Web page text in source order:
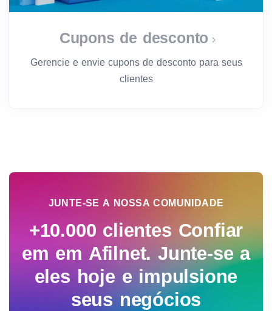
Cupons de desconto
Gerencie e envie cupons de desconto para seus
clientes
JUNTE-SE A NOSSA COMUNIDADE
+10.000 clientes Confiar
em em Afilnet. Junte-se a
eles hoje e impulsione
seus negócios